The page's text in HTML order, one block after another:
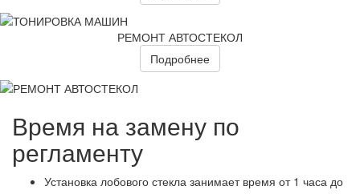
РЕМОНТ АВТОСТЕКОЛ
Подробнее
Время на замену по
регламенту
Установка лобового стекла занимает время от 1 часа до